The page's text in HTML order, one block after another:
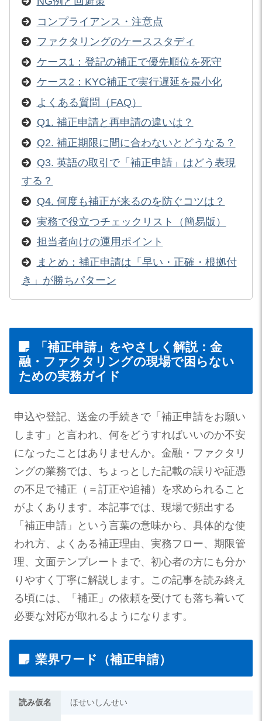
コンプライアンス・注意点
ファクタリングのケーススタディ
ケース1：登記の補正で優先順位を死守
ケース2：KYC補正で実行遅延を最小化
よくある質問（FAQ）
Q1. 補正申請と再申請の違いは？
Q2. 補正期限に間に合わないとどうなる？
Q3. 英語の取引で「補正申請」はどう表現
する？
Q4. 何度も補正が来るのを防ぐコツは？
実務で役立つチェックリスト（簡易版）
担当者向けの運用ポイント
まとめ：補正申請は「早い・正確・根拠付
き」が勝ちパターン
「補正申請」をやさしく解説：金
融・ファクタリングの現場で困らない
ための実務ガイド
申込や登記、送金の手続きで「補正申請をお願い
します」と言われ、何をどうすればいいのか不安
になったことはありませんか。金融・ファクタリ
ングの業務では、ちょっとした記載の誤りや証憑
の不足で補正（＝訂正や追補）を求められること
がよくあります。本記事では、現場で頻出する
「補正申請」という言葉の意味から、具体的な使
われ方、よくある補正理由、実務フロー、期限管
理、文面テンプレートまで、初心者の方にも分か
りやすく丁寧に解説します。この記事を読み終え
る頃には、「補正」の依頼を受けても落ち着いて
必要な対応が取れるようになります。
業界ワード（補正申請）
読み仮名 ほせいしんせい